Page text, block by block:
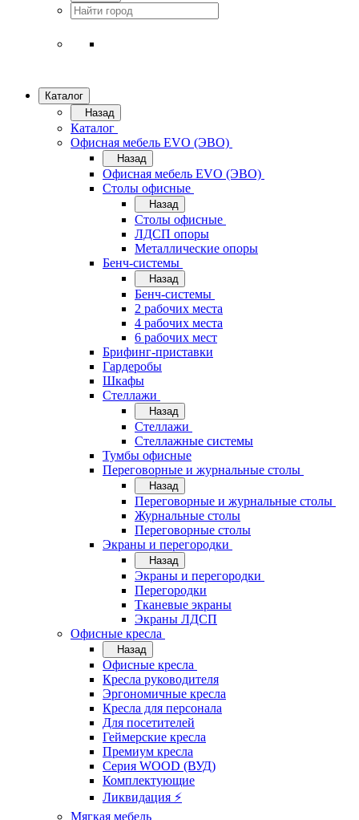
Каталог
Назад
Каталог
Офисная мебель EVO (ЭВО)
Назад
Офисная мебель EVO (ЭВО)
Cтолы офисные
Назад
Cтолы офисные
ЛДСП опоры
Металлические опоры
Бенч-системы
Назад
Бенч-системы
2 рабочих места
4 рабочих места
6 рабочих мест
Брифинг-приставки
Гардеробы
Шкафы
Стеллажи
Назад
Стеллажи
Стеллажные системы
Тумбы офисные
Переговорные и журнальные столы
Назад
Переговорные и журнальные столы
Журнальные столы
Переговорные столы
Экраны и перегородки
Назад
Экраны и перегородки
Перегородки
Тканевые экраны
Экраны ЛДСП
Офисные кресла
Назад
Офисные кресла
Кресла руководителя
Эргономичные кресла
Кресла для персонала
Для посетителей
Геймерские кресла
Премиум кресла
Серия WOOD (ВУД)
Комплектующие
Ликвидация ⚡
Мягкая мебель